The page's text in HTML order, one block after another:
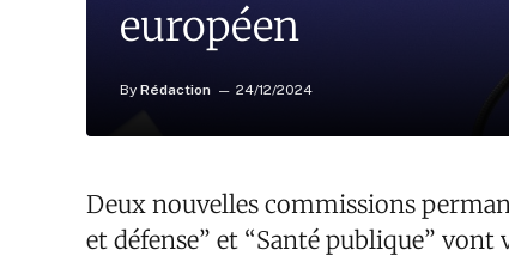
européen
By Rédaction 24/12/2024
Deux nouvelles commissions
et défense” et “Santé publique”